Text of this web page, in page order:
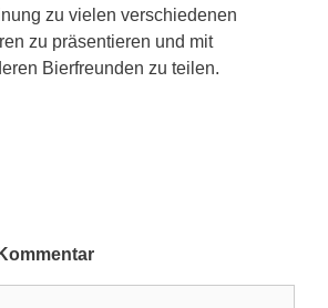
zu vielen verschiedenen
zu präsentieren und mit
Bierfreunden zu teilen.